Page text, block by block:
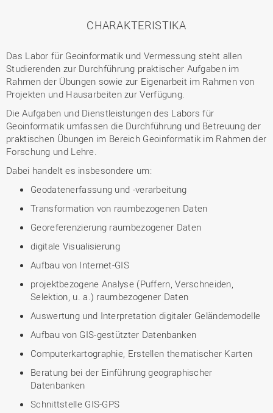
CHARAKTERISTIKA
Das Labor für Geoinformatik und Vermessung steht allen
Studierenden zur Durchführung praktischer Aufgaben im
Rahmen der Übungen sowie zur Eigenarbeit im Rahmen von
Projekten und Hausarbeiten zur Verfügung.
Die Aufgaben und Dienstleistungen des Labors für
Geoinformatik umfassen die Durchführung und Betreuung der
praktischen Übungen im Bereich Geoinformatik im Rahmen der
Forschung und Lehre.
Dabei handelt es insbesondere um:
Geodatenerfassung und -verarbeitung
Transformation von raumbezogenen Daten
Georeferenzierung raumbezogener Daten
digitale Visualisierung
Aufbau von Internet-GIS
projektbezogene Analyse (Puffern, Verschneiden,
Selektion, u. a.) raumbezogener Daten
Auswertung und Interpretation digitaler Geländemodelle
Aufbau von GIS-gestützter Datenbanken
Computerkartographie, Erstellen thematischer Karten
Beratung bei der Einführung geographischer
Datenbanken
Schnittstelle GIS-GPS